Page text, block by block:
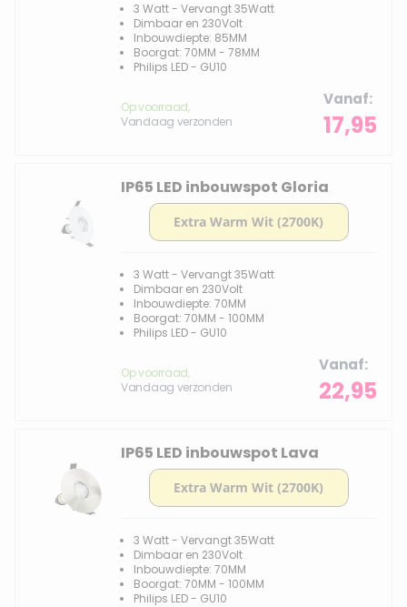
3 Watt - Vervangt 35Watt
Dimbaar en 230Volt
Inbouwdiepte: 85MM
Boorgat: 70MM - 78MM
Philips LED - GU10
Op voorraad,
Vandaag verzonden
Vanaf
17,95
IP65 LED inbouwspot Gloria
3 Watt - Vervangt 35Watt
Dimbaar en 230Volt
Inbouwdiepte: 70MM
Boorgat: 70MM - 100MM
Philips LED - GU10
Op voorraad,
Vandaag verzonden
Vanaf
22,95
IP65 LED inbouwspot Lava
3 Watt - Vervangt 35Watt
Dimbaar en 230Volt
Inbouwdiepte: 70MM
Boorgat: 70MM - 100MM
Philips LED - GU10